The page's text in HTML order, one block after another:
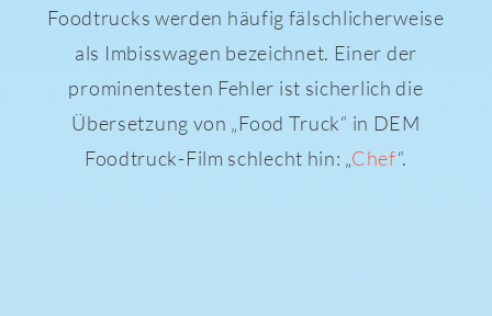
Foodtrucks werden häufig fälschlicherweise
als Imbisswagen bezeichnet. Einer der
prominentesten Fehler ist sicherlich die
Übersetzung von „Food Truck“ in DEM
Foodtruck-Film schlecht hin: „Chef“.